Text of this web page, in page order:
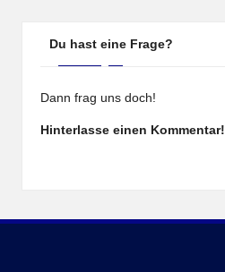
Du hast eine Frage?
Dann frag uns doch!
Hinterlasse einen Kommentar!